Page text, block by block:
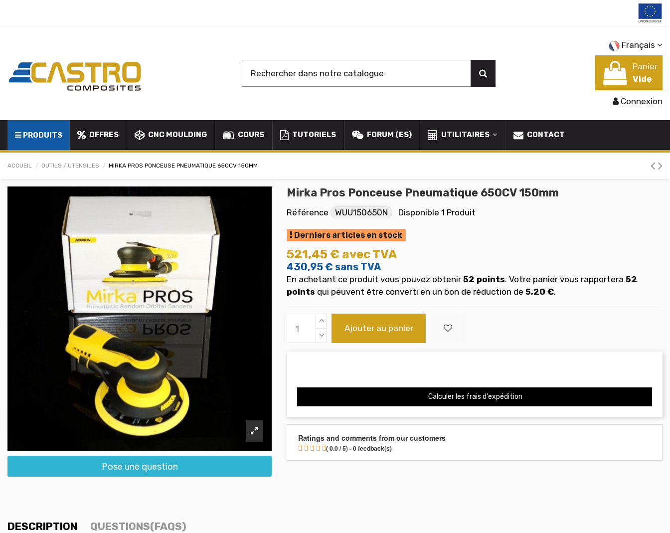
Français
Panier
Vide
Connexion
PRODUITS OFFRES CNC MOULDING COURS TUTORIELS FORUM (ES) UTILITAIRES CONTACT
ACCUEIL OUTILS / UTENSILES MIRKA PROS PONCEUSE PNEUMATIQUE 650CV 150MM
Pose une question
Mirka Pros Ponceuse Pneumatique 650CV 150mm
Référence WUU150650N Disponible 1 Produit
Derniers articles en stock
521,45 € avec TVA
430,95 € sans TVA
En achetant ce produit vous pouvez obtenir 52 points. Votre panier vous rapportera 52
points qui peuvent être converti en un bon de réduction de 5,20 €.
Ajouter au panier
Calculer les frais d'expédition
Ratings and comments from our customers
( 0.0 / 5) - 0 feedback(s)
DESCRIPTION QUESTIONS(FAQS)